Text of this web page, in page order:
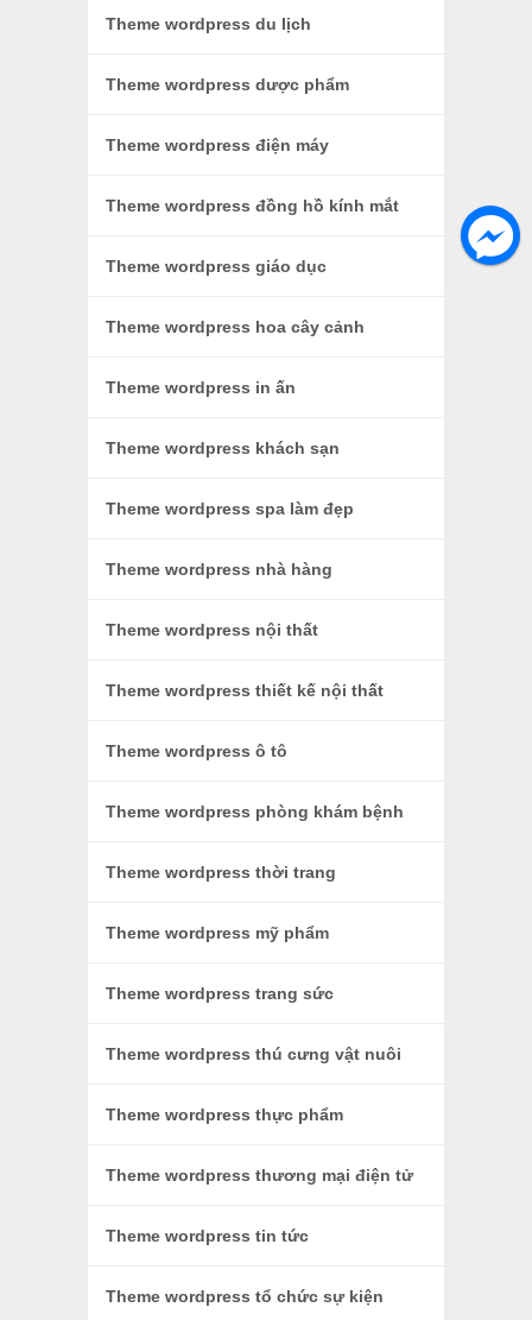
Theme wordpress du lịch
Theme wordpress dược phẩm
Theme wordpress điện máy
Theme wordpress đồng hồ kính mắt
Theme wordpress giáo dục
Theme wordpress hoa cây cảnh
Theme wordpress in ấn
Theme wordpress khách sạn
Theme wordpress spa làm đẹp
Theme wordpress nhà hàng
Theme wordpress nội thất
Theme wordpress thiết kế nội thất
Theme wordpress ô tô
Theme wordpress phòng khám bệnh
Theme wordpress thời trang
Theme wordpress mỹ phẩm
Theme wordpress trang sức
Theme wordpress thú cưng vật nuôi
Theme wordpress thực phẩm
Theme wordpress thương mại điện tử
Theme wordpress tin tức
Theme wordpress tổ chức sự kiện